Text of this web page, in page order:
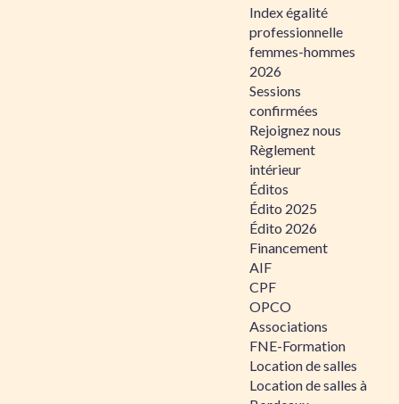
Index égalité
professionnelle
femmes-hommes
2026
Sessions
confirmées
Rejoignez nous
Règlement
intérieur
Éditos
Édito 2025
Édito 2026
Financement
AIF
CPF
OPCO
Associations
FNE-Formation
Location de salles
Location de salles à